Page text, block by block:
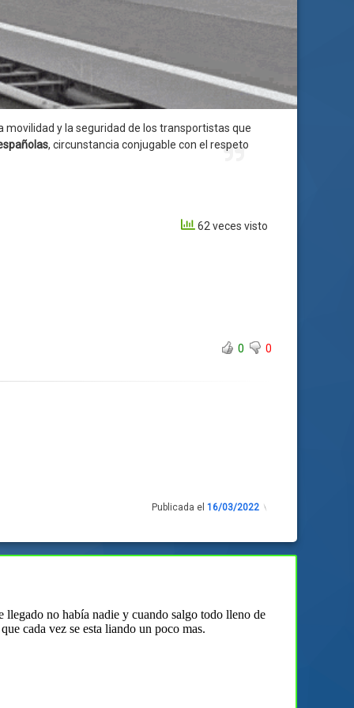
movilidad y la seguridad de los transportistas que
, circunstancia conjugable con el respeto
62 veces visto
0 0
Publicada el 16/03/2022
17/03/2022